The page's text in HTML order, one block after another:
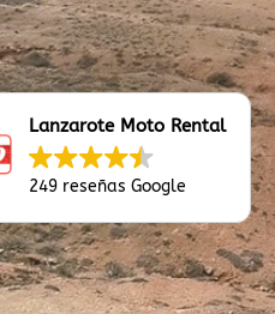
Lanzarote Moto Rental
249 reseñas Google